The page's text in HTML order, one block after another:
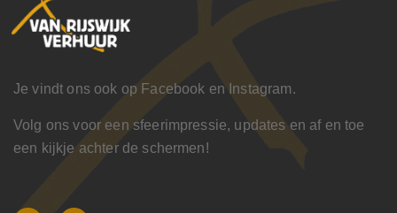
Je vindt ons ook op Facebook en Instagram.
Volg ons voor een sfeerimpressie, updates en af en toe
een kijkje achter de schermen!